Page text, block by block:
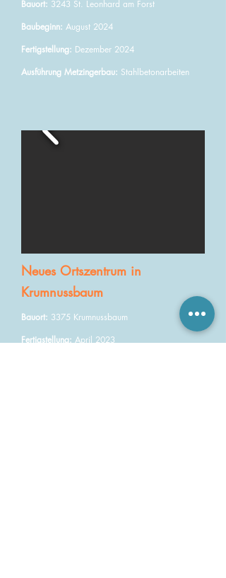
Bauort: 3243 St. Leonhard am Forst
Baubeginn: August 2024
Fertigstellung: Dezember 2024
Ausführung Metzingerbau: Stahlbetonarbeiten
Neues Ortszentrum in
Krumnussbaum
Bauort: 3375 Krumnussbaum
Fertigstellung: April 2023